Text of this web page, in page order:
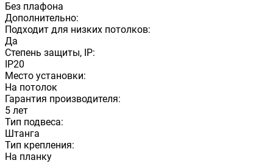
Без плафона
Дополнительно:
Подходит для низких потолков:
Да
Степень защиты, IP:
IP20
Место установки:
На потолок
Гарантия производителя:
5 лет
Тип подвеса:
Штанга
Тип крепления:
На планку